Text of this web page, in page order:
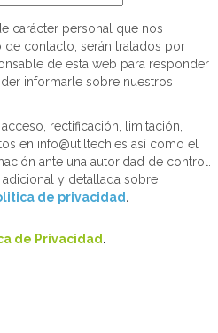
carácter personal que nos
contacto, serán tratados por
de esta web para responder
informarle sobre nuestros
rectificación, limitación,
en info@utiltech.es así como el
ante una autoridad de control.
y detallada sobre
de privacidad .
de Privacidad .